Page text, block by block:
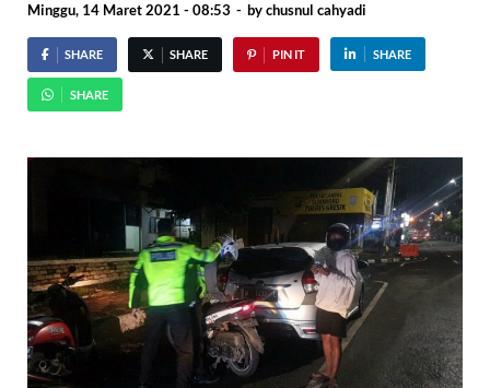
Minggu, 14 Maret 2021 - 08:53 - bychusnul cahyadi
SHARE SHARE PIN IT SHARE
SHARE